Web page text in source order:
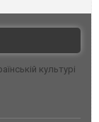
культурі